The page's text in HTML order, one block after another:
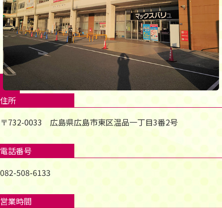
住所
〒732-0033 広島県広島市東区温品一丁目3番2号
電話番号
082-508-6133
営業時間